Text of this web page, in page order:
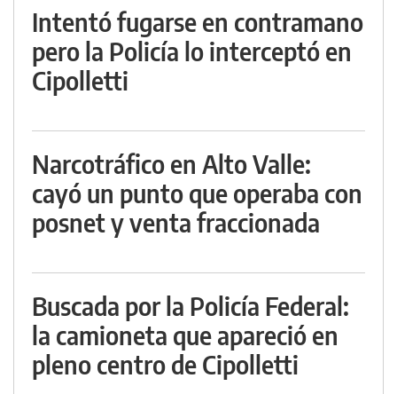
Intentó fugarse en contramano
pero la Policía lo interceptó en
Cipolletti
Narcotráfico en Alto Valle:
cayó un punto que operaba con
posnet y venta fraccionada
Buscada por la Policía Federal:
la camioneta que apareció en
pleno centro de Cipolletti